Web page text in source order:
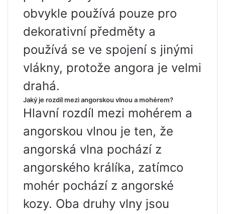
obvykle používá pouze pro
dekorativní předměty a
používá se ve spojení s jinými
vlákny, protože angora je velmi
drahá.
Jaký je rozdíl mezi angorskou vlnou a mohérem?
Hlavní rozdíl mezi mohérem a
angorskou vlnou je ten, že
angorská vlna pochází z
angorského králíka, zatímco
mohér pochází z angorské
kozy. Oba druhy vlny jsou